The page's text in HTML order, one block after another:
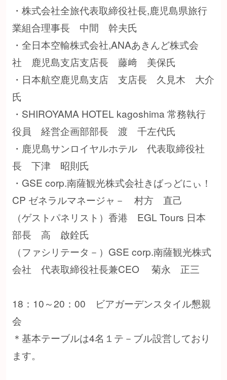
・株式会社全旅代表取締役社長,鹿児島県旅行
業組合理事長 中間 幹夫氏
・全日本空輸株式会社,ANAあきんど株式会
社 鹿児島支店支店長 藤﨑 美保氏
・日本航空鹿児島支店 支店長 久見木 大介
氏
・SHIROYAMA HOTEL kagoshima 常務執行
役員 経営企画部部長 渡 千左代氏
・鹿児島サンロイヤルホテル 代表取締役社
長 下津 昭則氏
・GSE corp.南薩観光株式会社きばっどにぃ！
CP ゼネラルマネージャ－ 村方 直己
（ゲストパネリスト）香港 EGL Tours 日本
部長 高 啟銓氏
（ファシリテータ－）GSE corp.南薩観光株式
会社 代表取締役社長兼CEO 菊永 正三
18：10～20：00 ビアガーデンスタイル懇親
会
＊基本テーブルは4名１テ－ブル設営しており
ます。